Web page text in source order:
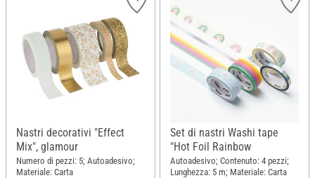
Nastri decorativi "Effect
Mix", glamour
Numero di pezzi: 5; Autoadesivo;
Materiale: Carta
Set di nastri Washi tape
"Hot Foil Rainbow
Autoadesivo; Contenuto: 4 pezzi;
Lunghezza: 5 m; Materiale: Carta